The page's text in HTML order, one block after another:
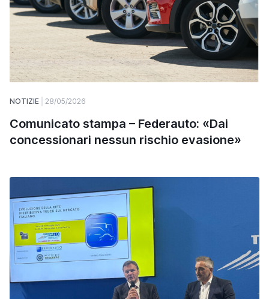
NOTIZIE 28/05/2026
Comunicato stampa – Federauto: «Dai
concessionari nessun rischio evasione»